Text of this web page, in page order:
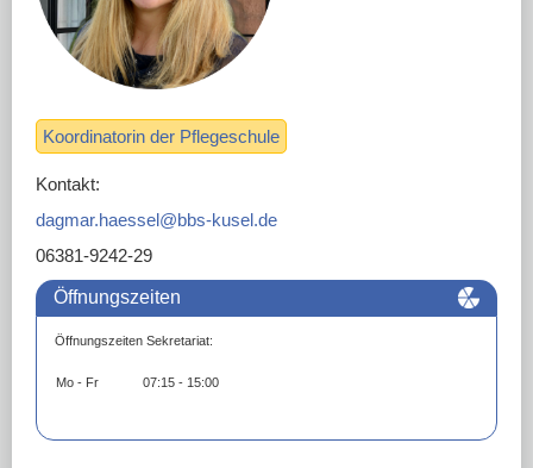
Koordinatorin der Pflegeschule
Kontakt:
dagmar.haessel@bbs-kusel.de
06381-9242-29
Öffnungszeiten
Öffnungszeiten Sekretariat:
Mo - Fr 07:15 - 15:00